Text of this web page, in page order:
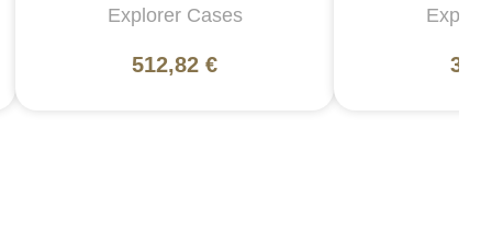
Explorer Cases
512,82 €